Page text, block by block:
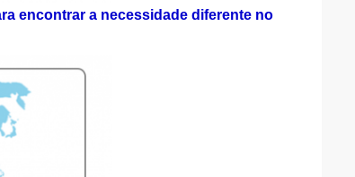
encontrar a necessidade diferente no